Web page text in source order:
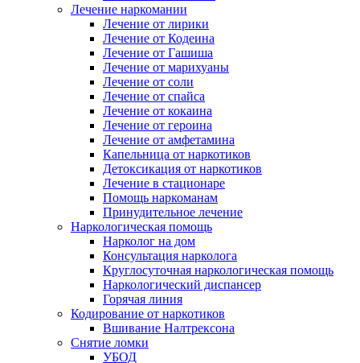
Лечение наркомании
Лечение от лирики
Лечение от Кодеина
Лечение от Гашиша
Лечение от марихуаны
Лечение от соли
Лечение от спайса
Лечение от кокаина
Лечение от героина
Лечение от амфетамина
Капельница от наркотиков
Детоксикация от наркотиков
Лечение в стационаре
Помощь наркоманам
Принудительное лечение
Наркологическая помощь
Нарколог на дом
Консультация нарколога
Круглосуточная наркологическая помощь
Наркологический диспансер
Горячая линия
Кодирование от наркотиков
Вшивание Налтрексона
Снятие ломки
УБОД